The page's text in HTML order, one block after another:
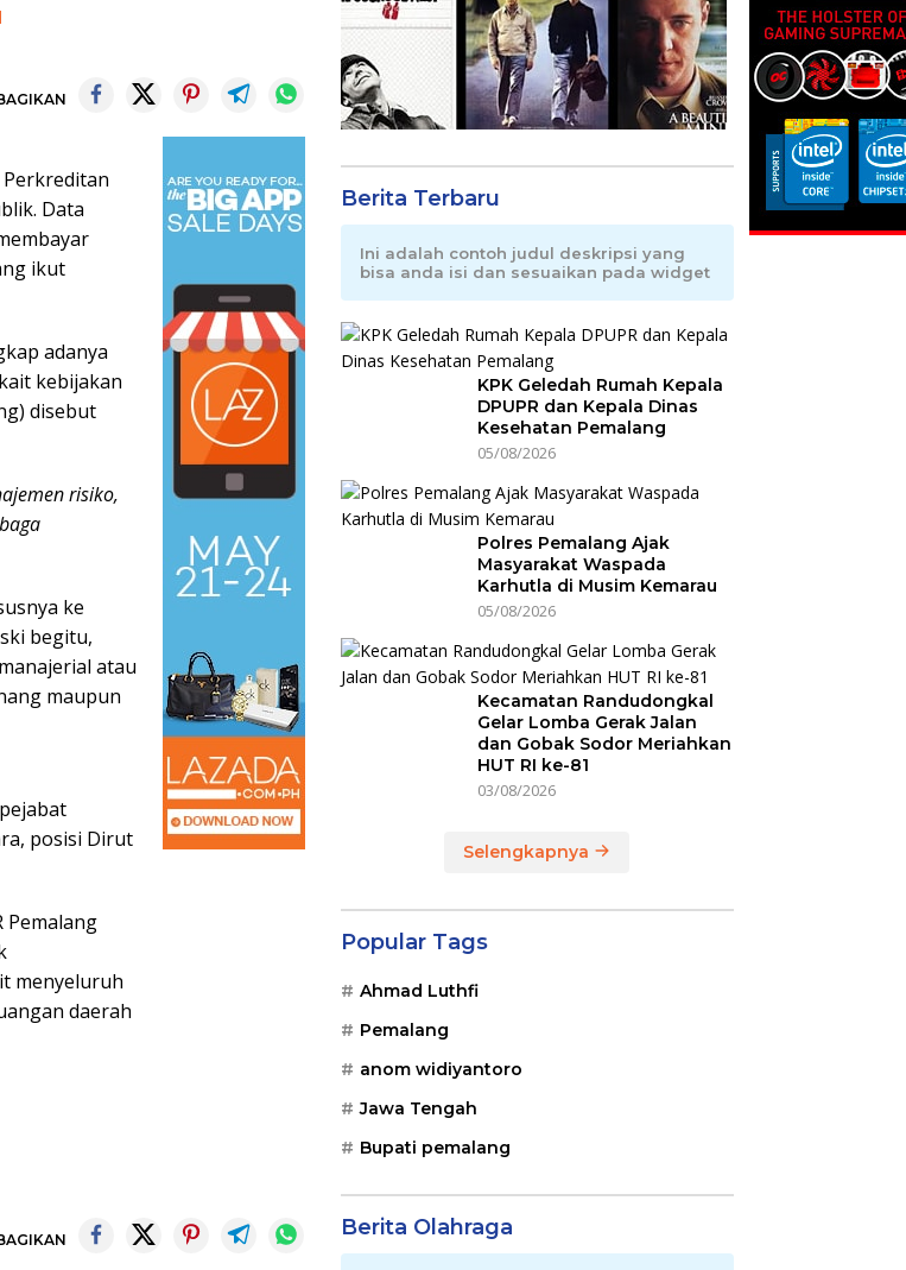
Perkreditan
Data
ikut
adanya
kebijakan
disebut
risiko,
ke
begitu,
atau
maupun
posisi Dirut
Pemalang
menyeluruh
daerah
Berita Terbaru
Ini adalah contoh judul deskripsi yang
bisa anda isi dan sesuaikan pada widget
KPK Geledah Rumah Kepala
DPUPR dan Kepala Dinas
Kesehatan Pemalang
05/08/2026
Polres Pemalang Ajak
Masyarakat Waspada
Karhutla di Musim Kemarau
05/08/2026
Kecamatan Randudongkal
Gelar Lomba Gerak Jalan
dan Gobak Sodor Meriahkan
HUT RI ke-81
03/08/2026
Selengkapnya
Popular Tags
Ahmad Luthfi
Pemalang
anom widiyantoro
Jawa Tengah
Bupati pemalang
Berita Olahraga